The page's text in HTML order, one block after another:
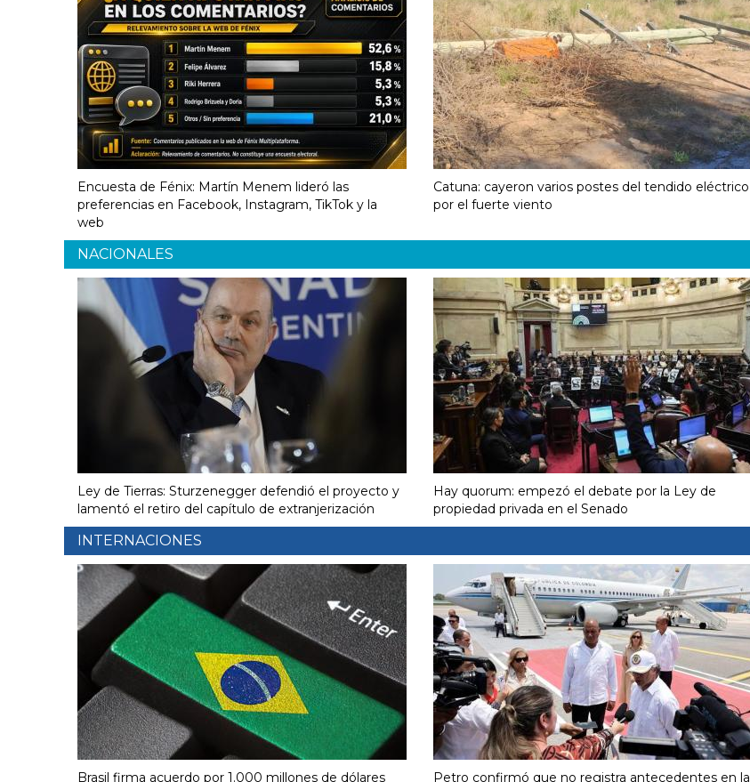
Encuesta de Fénix: Martín Menem lideró las
preferencias en Facebook, Instagram, TikTok y la
web
Catuna: cayeron varios postes del tendido eléctrico
por el fuerte viento
NACIONALES
Ley de Tierras: Sturzenegger defendió el proyecto y
lamentó el retiro del capítulo de extranjerización
Hay quorum: empezó el debate por la Ley de
propiedad privada en el Senado
INTERNACIONES
Brasil firma acuerdo por 1.000 millones de dólares Petro confirmó que no registra antecedentes en la